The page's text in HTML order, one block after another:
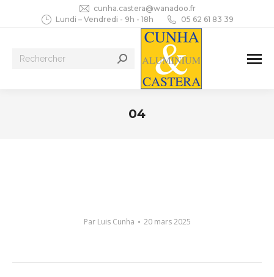
cunha.castera@wanadoo.fr
Lundi – Vendredi - 9h - 18h
05 62 61 83 39
Recherche
04
Par Luis Cunha 20 mars 2025